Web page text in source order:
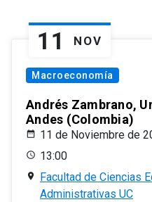
11 NOV
Macroeconomía
Andrés Zambrano,
Andes (Colombia)
11 de Noviembre de
13:00
Facultad de Ciencias
Administrativas UC